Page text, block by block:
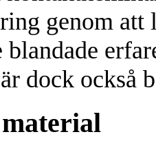
genom
dock också